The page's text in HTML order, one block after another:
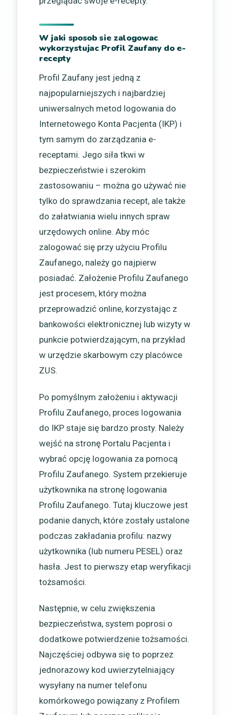
W jaki sposob sie zalogowac
wykorzystujac Profil Zaufany do e-
recepty
Profil Zaufany jest jedną z
najpopularniejszych i najbardziej
uniwersalnych metod logowania do
Internetowego Konta Pacjenta (IKP) i
tym samym do zarządzania e-
receptami. Jego siła tkwi w
bezpieczeństwie i szerokim
zastosowaniu – można go używać nie
tylko do sprawdzania recept, ale także
do załatwiania wielu innych spraw
urzędowych online. Aby móc
zalogować się przy użyciu Profilu
Zaufanego, należy go najpierw
posiadać. Założenie Profilu Zaufanego
jest procesem, który można
przeprowadzić online, korzystając z
bankowości elektronicznej lub wizyty w
punkcie potwierdzającym, na przykład
w urzędzie skarbowym czy placówce
ZUS.
Po pomyślnym założeniu i aktywacji
Profilu Zaufanego, proces logowania
do IKP staje się bardzo prosty. Należy
wejść na stronę Portalu Pacjenta i
wybrać opcję logowania za pomocą
Profilu Zaufanego. System przekieruje
użytkownika na stronę logowania
Profilu Zaufanego. Tutaj kluczowe jest
podanie danych, które zostały ustalone
podczas zakładania profilu: nazwy
użytkownika (lub numeru PESEL) oraz
hasła. Jest to pierwszy etap weryfikacji
tożsamości.
Następnie, w celu zwiększenia
bezpieczeństwa, system poprosi o
dodatkowe potwierdzenie tożsamości.
Najczęściej odbywa się to poprzez
jednorazowy kod uwierzytelniający
wysyłany na numer telefonu
komórkowego powiązany z Profilem